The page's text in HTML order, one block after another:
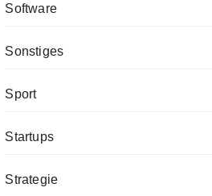
Software
Sonstiges
Sport
Startups
Strategie